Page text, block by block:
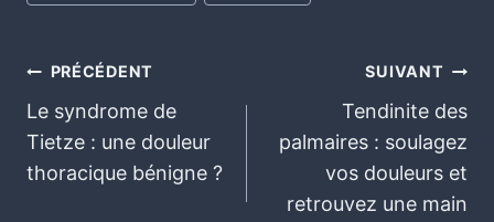
PRÉCÉDENT
Le syndrome de
Tietze : une douleur
thoracique bénigne ?
SUIVANT
Tendinite des
palmaires : soulagez
vos douleurs et
retrouvez une main